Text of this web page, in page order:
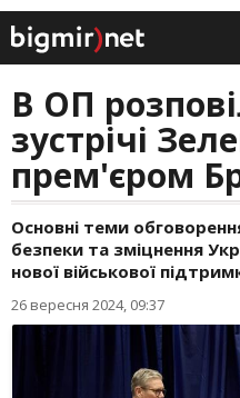
В ОП
зустрічі
прем'єром
Основні теми
безпеки та зміцнення
нової військової
26 вересня 2024, 09:37